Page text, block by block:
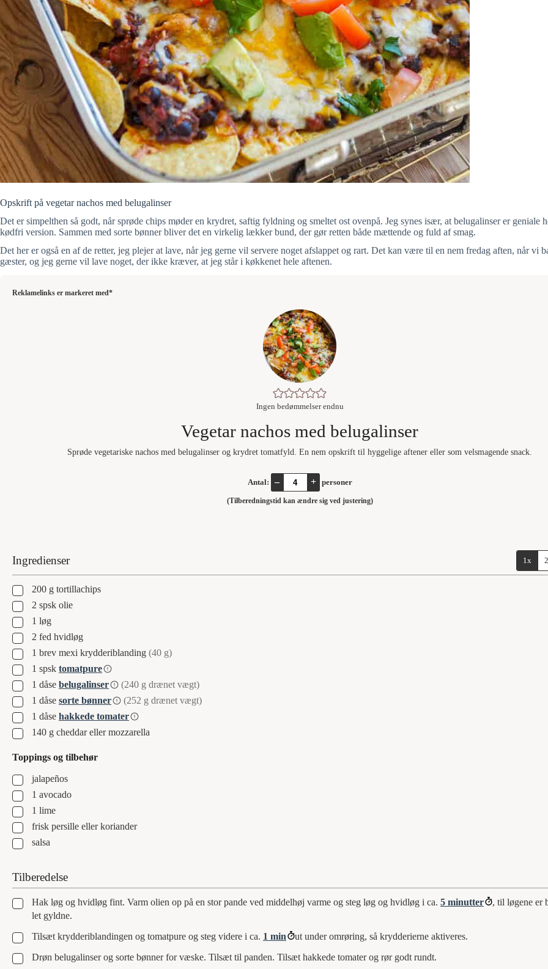
Opskrift på vegetar nachos med belugalinser
Det er simpelthen så godt, når sprøde chips møder en krydret, saftig fyldning og smeltet ost ovenpå. Jeg synes især, at belugalinser er
kødfri version. Sammen med sorte bønner bliver det en virkelig lækker bund, der gør retten både mættende og fuld af smag.
Det her er også en af de retter, jeg plejer at lave, når jeg gerne vil servere noget afslappet og rart. Det kan være til en nem fredag aften, når vi
gæster, og jeg gerne vil lave noget, der ikke kræver, at jeg står i køkkenet hele aftenen.
Reklamelinks er markeret med*
Ingen bedømmelser endnu
Vegetar nachos med belugalinser
Sprøde vegetariske nachos med belugalinser og krydret tomatfyld. En nem opskrift til hyggelige aftener eller som velsmagende snack.
Antal: – + personer
(Tilberedningstid kan ændre sig ved justering)
Ingredienser 1x
▢
200 g tortillachips
▢
2 spsk olie
▢1 løg
▢
2 fed hvidløg
▢1 brev mexi krydderiblanding (40 g)
▢1 spsk tomatpure
▢1 dåse belugalinser (240 g drænet vægt)
▢1 dåse sorte bønner (252 g drænet vægt)
▢1 dåse hakkede tomater
▢140 g cheddar eller mozzarella
Toppings og tilbehør
▢
jalapeños
▢1 avocado
▢1 lime
▢
frisk persille eller koriander
▢
salsa
Tilberedelse
▢
Hak løg og hvidløg fint. Varm olien op på en stor pande ved middelhøj varme og steg løg og hvidløg i ca. 5 minutter
, til løgene er
let gyldne.
▢
Tilsæt krydderiblandingen og tomatpure og steg videre i ca. 1 min ut under omrøring, så krydderierne aktiveres.
▢
Drøn belugalinser og sorte bønner for væske. Tilsæt til panden. Tilsæt hakkede tomater og rør godt rundt.